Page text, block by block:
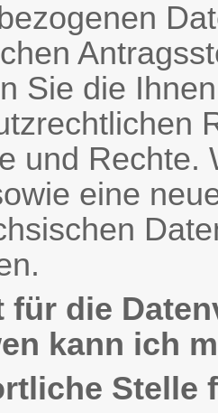
Sie die
und Rechte.
eine
für die
kann ich
Stelle